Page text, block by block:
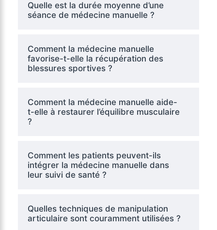
Quelle est la durée moyenne d’une
séance de médecine manuelle ?
Comment la médecine manuelle
favorise-t-elle la récupération des
blessures sportives ?
Comment la médecine manuelle aide-
t-elle à restaurer l’équilibre musculaire
?
Comment les patients peuvent-ils
intégrer la médecine manuelle dans
leur suivi de santé ?
Quelles techniques de manipulation
articulaire sont couramment utilisées ?